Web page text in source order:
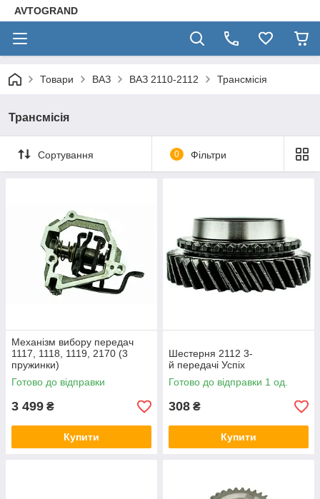
AVTOGRAND
Товари ВАЗ ВАЗ 2110-2112 Трансмісія
Трансмісія
Сортування 0 Фільтри
Механізм вибору передач
1117, 1118, 1119, 2170 (3
пружинки)
Готово до відправки
3 499 ₴
Купити
Шестерня 2112 3-
й передачі Успіх
Готово до відправки 1 од.
308 ₴
Купити